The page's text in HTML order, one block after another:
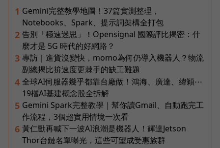
1 Gemini完整教學地圖！37篇實測整理，
Notebooks、Spark、提示詞架構全打包
2 告別「極速迷思」！Opensignal 國際評比揭密：什
麼才是 5G 時代的好網路？
3 專訪｜進貨沒變快，momo為何仍導入機器人？物流
副總揭比拚速度更棘手的缺工難題
4 全球AI伺服器幾乎都靠台廠做！鴻海、廣達、緯穎⋯
19檔AI基建概念股全拆解
5 Gemini Spark完整教學｜幫你讀Gmail、自動跑完工
作流程，3個超實用情境一次看
6 黃仁勳再喊下一波AI浪潮是機器人！輝達Jetson
Thor台鏈名單曝光，這些可望成受惠族群